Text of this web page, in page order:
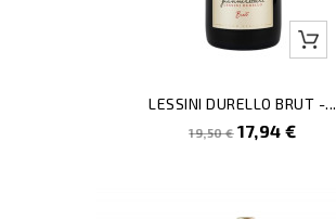
LESSINI DURELLO BRUT -...
Prezzo
19,50 € Prezzo
17,94 €